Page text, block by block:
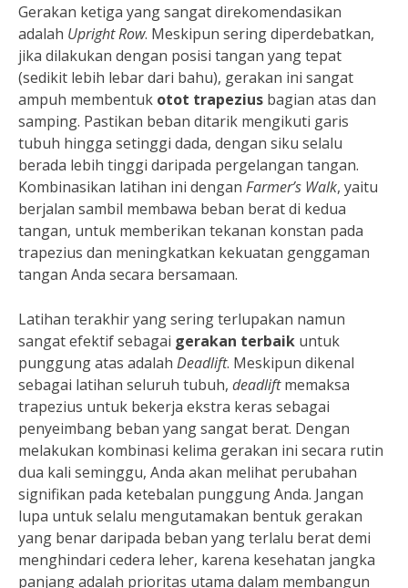
Gerakan ketiga yang sangat direkomendasikan
adalah Upright Row. Meskipun sering diperdebatkan,
jika dilakukan dengan posisi tangan yang tepat
(sedikit lebih lebar dari bahu), gerakan ini sangat
ampuh membentuk otot trapezius bagian atas dan
samping. Pastikan beban ditarik mengikuti garis
tubuh hingga setinggi dada, dengan siku selalu
berada lebih tinggi daripada pergelangan tangan.
Kombinasikan latihan ini dengan Farmer’s Walk, yaitu
berjalan sambil membawa beban berat di kedua
tangan, untuk memberikan tekanan konstan pada
trapezius dan meningkatkan kekuatan genggaman
tangan Anda secara bersamaan.
Latihan terakhir yang sering terlupakan namun
sangat efektif sebagai gerakan terbaik untuk
punggung atas adalah Deadlift. Meskipun dikenal
sebagai latihan seluruh tubuh, deadliftmemaksa
trapezius untuk bekerja ekstra keras sebagai
penyeimbang beban yang sangat berat. Dengan
melakukan kombinasi kelima gerakan ini secara rutin
dua kali seminggu, Anda akan melihat perubahan
signifikan pada ketebalan punggung Anda. Jangan
lupa untuk selalu mengutamakan bentuk gerakan
yang benar daripada beban yang terlalu berat demi
menghindari cedera leher, karena kesehatan jangka
panjang adalah prioritas utama dalam membangun